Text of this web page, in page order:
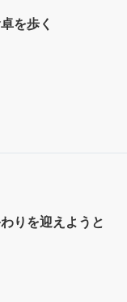
を歩く
りを迎えようと